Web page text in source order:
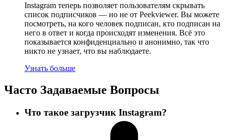
Instagram теперь позволяет пользователям скрывать
список подписчиков — но не от Peekviewer. Вы можете
посмотреть, на кого человек подписан, кто подписан на
него в ответ и когда происходят изменения. Всё это
показывается конфиденциально и анонимно, так что
никто не узнает, что вы наблюдаете.
Узнать больше
Часто Задаваемые Вопросы
Что такое загрузчик Instagram?